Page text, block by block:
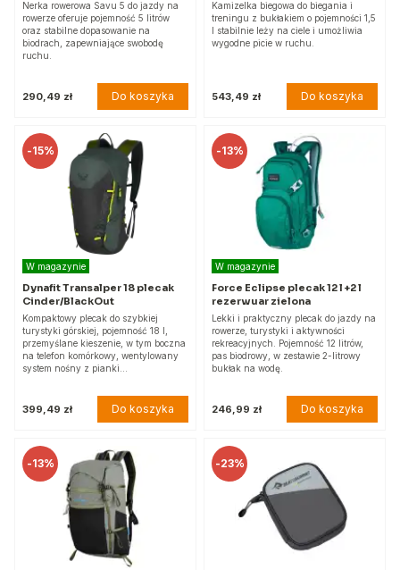
Nerka rowerowa Savu 5 do jazdy na
rowerze oferuje pojemność 5 litrów
oraz stabilne dopasowanie na
biodrach, zapewniające swobodę
ruchu.
290,49 zł Do koszyka
Kamizelka biegowa do biegania i
treningu z bukłakiem o pojemności 1,5
l stabilnie leży na ciele i umożliwia
wygodne picie w ruchu.
543,49 zł Do koszyka
-15%
W magazynie
Dynafit Transalper 18 plecak
Cinder/BlackOut
Kompaktowy plecak do szybkiej
turystyki górskiej, pojemność 18 l,
przemyślane kieszenie, w tym boczna
na telefon komórkowy, wentylowany
system nośny z pianki…
399,49 zł Do koszyka
-13%
W magazynie
Force Eclipse plecak 12 l +2 l
rezerwuar zielona
Lekki i praktyczny plecak do jazdy na
rowerze, turystyki i aktywności
rekreacyjnych. Pojemność 12 litrów,
pas biodrowy, w zestawie 2-litrowy
bukłak na wodę.
246,99 zł Do koszyka
-13% -23%